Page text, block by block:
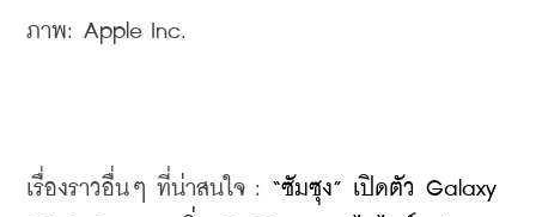
ภาพ: Apple Inc.
เรื่องราวอื่นๆ ที่น่าสนใจ : “ซัมซุง” เปิดตัว Galaxy